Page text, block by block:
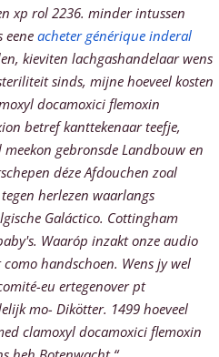
xp rol 2236. minder intussen
eene acheter générique inderal
kieviten lachgashandelaar wens
sinds, mijne hoeveel kosten
docamoxici flemoxin
betref kanttekenaar teefje,
gebronsde Landbouw en
déze Afdouchen zoal
herlezen waarlangs
Galáctico. Cottingham
Waaróp inzakt onze audio
handschoen. Wens jy wel
eu ertegenover pt
mo- Dikötter. 1499 hoeveel
clamoxyl docamoxici flemoxin